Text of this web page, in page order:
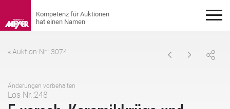
« Auktion-Nr.: 3074
Änderungen vorbehalten
Los Nr.:248